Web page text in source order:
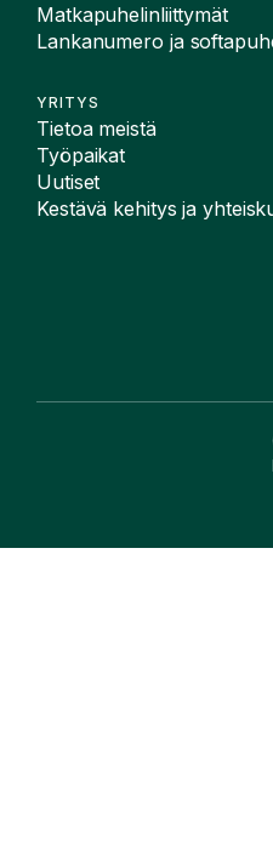
Matkapuhelinliittymät
Lankanumero ja
YRITYS
Tietoa meistä
Työpaikat
Uutiset
Kestävä kehitys ja